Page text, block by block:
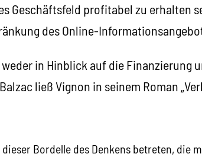
Geschäftsfeld profitabel zu erhalten
des Online-
in Hinblick auf die Finanzierung
ließ Vignon in seinem Roman
Bordelle des Denkens betreten, die